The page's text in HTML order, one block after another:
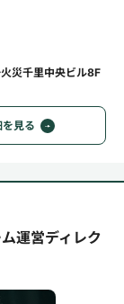
災千里中央ビル8F
を見る
運営ディレク